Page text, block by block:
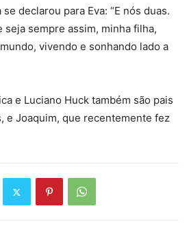
declarou para Eva: “E nós duas.
seja sempre assim, minha filha,
vivendo e sonhando lado a
e Luciano Huck também são pais
e Joaquim, que recentemente fez